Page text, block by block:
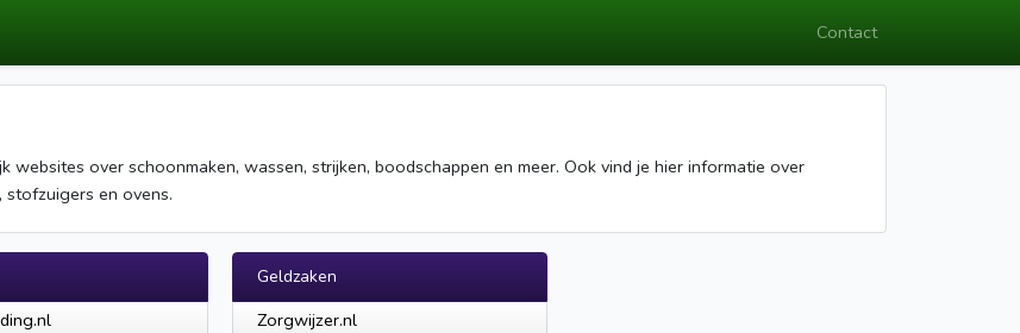
Contact
websites over schoonmaken, wassen, strijken, boodschappen en meer. Ook vind je hier informatie over
stofzuigers en ovens.
Geldzaken
Zorgwijzer.nl